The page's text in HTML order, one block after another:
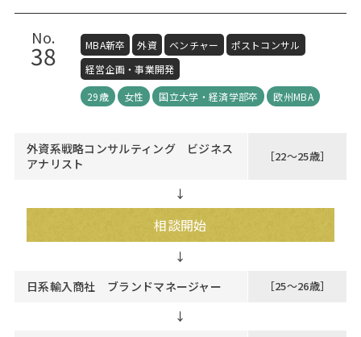
No.
38 MBA新卒 外資 ベンチャー
ポストコンサル
経営企画・事業開発
29歳
女性 国立大学・経済学部卒 欧州MBA
外資系戦略コンサルティング ビジネス
アナリスト
［22～25歳］
↓
相談開始
日系輸入商社 ブランドマネージャー ［25～26歳］
↓